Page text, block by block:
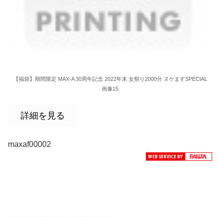
【福袋】期間限定 MAX-A 30周年記念 2022年末 女祭り2000分 ヌケますSPECIAL
画像15
詳細を見る
maxaf00002